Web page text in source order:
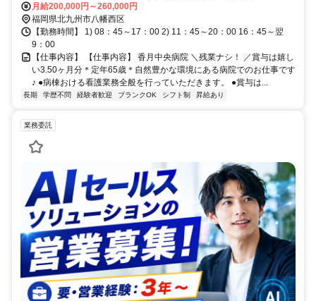
月給200,000円～260,000円
福岡県北九州市八幡西区
【勤務時間】 1) 08：45～17：00 2) 11：45～20：00 16：45～翌
9：00
【仕事内容】 【仕事内容】 香月中央病院 ＼残業ナシ！ ／賞与は嬉し
い3.50ヶ月分＊定年65歳＊自然豊かな環境にある病院でのお仕事です
♪ ●病棟おける看護業務全般を行っていただきます。 ●賞与は...
長期 学歴不問 経験者歓迎 ブランクOK シフト制 昇給あり
業務委託